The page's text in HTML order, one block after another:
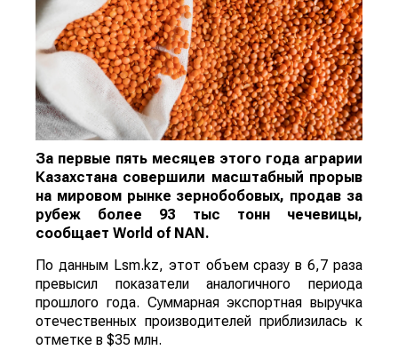
За первые пять месяцев этого года аграрии
Казахстана совершили масштабный прорыв
на мировом рынке зернобобовых, продав за
рубеж более 93 тыс тонн чечевицы,
сообщает World of NAN .
По данным Lsm.kz, этот объем сразу в 6,7 раза
превысил показатели аналогичного периода
прошлого года. Суммарная экспортная выручка
отечественных производителей приблизилась к
отметке в $35 млн.